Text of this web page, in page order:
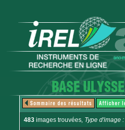
483 images trouvées, Type d'image :